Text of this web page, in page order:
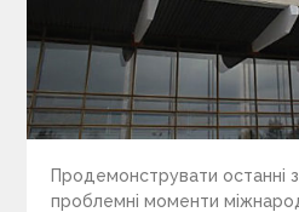
Продемонструвати останні
проблемні моменти